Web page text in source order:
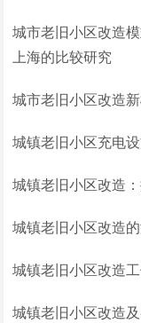
城市老旧小区改造
上海的比较研究
城市老旧小区改造
城镇老旧小区充电
城镇老旧小区改造
城镇老旧小区改造
城镇老旧小区改造
城镇老旧小区改造